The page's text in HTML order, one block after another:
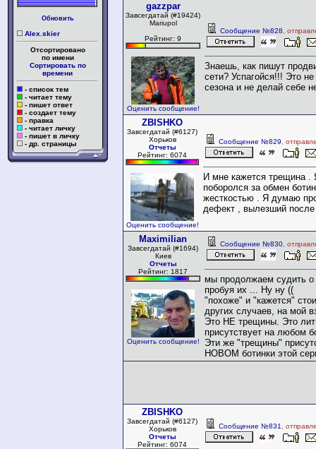
Обновить
Alex.skier
Отсортировано
по имени
Сортировать по
времени
- список тем
- читает тему
- пишет ответ
- создает тему
- правка
- читает личку
- пишет в личку
- др. страницы
gazzpar
Завсегдатай (#19424)
Mariupol
Рейтинг: 9
Оценить сообщение!
Сообщение №828 ,
Знаешь, как пишут
сети? Успагойся!!! Это
сезона и не делай себе
ZBISHKO
Завсегдатай (#6127)
Хорьков
Отчеты
Рейтинг: 6074
Оценить сообщение!
Сообщение №829 ,
И мне кажется трещина .
поборолся за обмен
жесткостью . Я думаю
дефект , вылезший после
Maximilian
Завсегдатай (#1694)
Киев
Отчеты
Рейтинг: 1817
Оценить сообщение!
Сообщение №830 ,
мы продолжаем судить о
пробуя их ... Ну ну ((
"похоже" и "кажется"
других случаев, на мой
Это НЕ трещины. Это
присутствует на любом
Эти же "трещины"
НОВОМ ботинки этой
ZBISHKO
Завсегдатай (#6127)
Хорьков
Отчеты
Рейтинг: 6074
Сообщение №831 ,